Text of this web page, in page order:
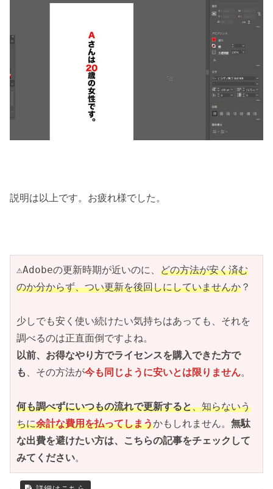
説明は以上です。お疲れ様でした。
⚠Adobeの更新時期が近いのに、 どの方法が安く済む
のか分からず、つい更新を後回しにしていませんか ？
少しでも安く使い続けたい気持ちはあっても、それを
調べるのは正直面倒ですよね。
以前、お得なやり方でライセンスを購入できた方で
も 、その方法が今も同じように安いとは限りません。
何も調べずにいつもの流れで更新すると、知らないう
ちに余計な費用を払ってしまうかもしれません。 無駄
な出費を避けたい方は、こちらの記事をチェックして
みてください。